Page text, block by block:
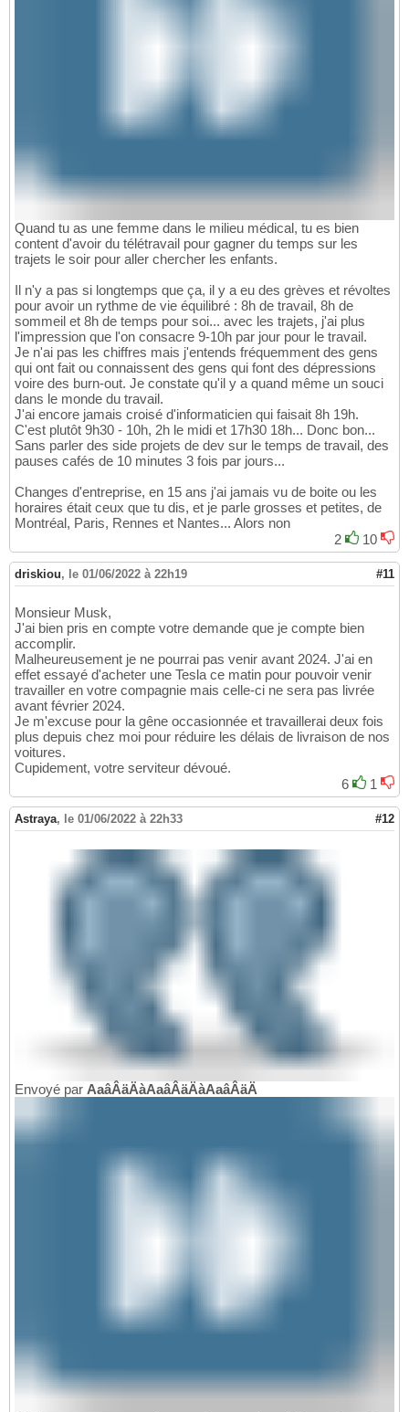
Quand tu as une femme dans le milieu médical, tu es bien
content d'avoir du télétravail pour gagner du temps sur les
trajets le soir pour aller chercher les enfants.
Il n'y a pas si longtemps que ça, il y a eu des grèves et révoltes
pour avoir un rythme de vie équilibré : 8h de travail, 8h de
sommeil et 8h de temps pour soi... avec les trajets, j'ai plus
l'impression que l'on consacre 9-10h par jour pour le travail.
Je n'ai pas les chiffres mais j'entends fréquemment des gens
qui ont fait ou connaissent des gens qui font des dépressions
voire des burn-out. Je constate qu'il y a quand même un souci
dans le monde du travail.
J'ai encore jamais croisé d'informaticien qui faisait 8h 19h.
C'est plutôt 9h30 - 10h, 2h le midi et 17h30 18h... Donc bon...
Sans parler des side projets de dev sur le temps de travail, des
pauses cafés de 10 minutes 3 fois par jours...
Changes d'entreprise, en 15 ans j'ai jamais vu de boite ou les
horaires était ceux que tu dis, et je parle grosses et petites, de
Montréal, Paris, Rennes et Nantes... Alors non
2
10
driskiou, le 01/06/2022 à 22h19 #11
Monsieur Musk,
J'ai bien pris en compte votre demande que je compte bien
accomplir.
Malheureusement je ne pourrai pas venir avant 2024. J'ai en
effet essayé d'acheter une Tesla ce matin pour pouvoir venir
travailler en votre compagnie mais celle-ci ne sera pas livrée
avant février 2024.
Je m'excuse pour la gêne occasionnée et travaillerai deux fois
plus depuis chez moi pour réduire les délais de livraison de nos
voitures.
Cupidement, votre serviteur dévoué.
6
1
Astraya, le 01/06/2022 à 22h33 #12
Envoyé par AaâÂäÄàAaâÂäÄàAaâÂäÄ